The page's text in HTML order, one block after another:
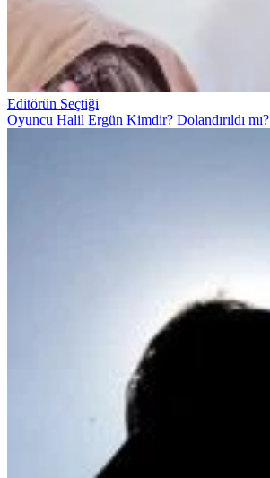
Editörün Seçtiği
Oyuncu Halil Ergün Kimdir? Dolandırıldı mı?